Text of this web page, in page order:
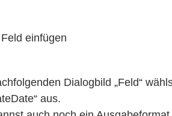
Dialogbild „Feld“
aus.